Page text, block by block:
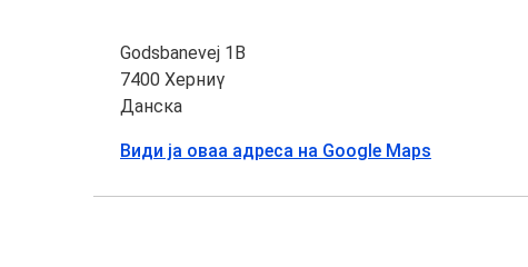
Godsbanevej 1B
7400 Херниγ
Данска
Види ја оваа адреса на Google Maps